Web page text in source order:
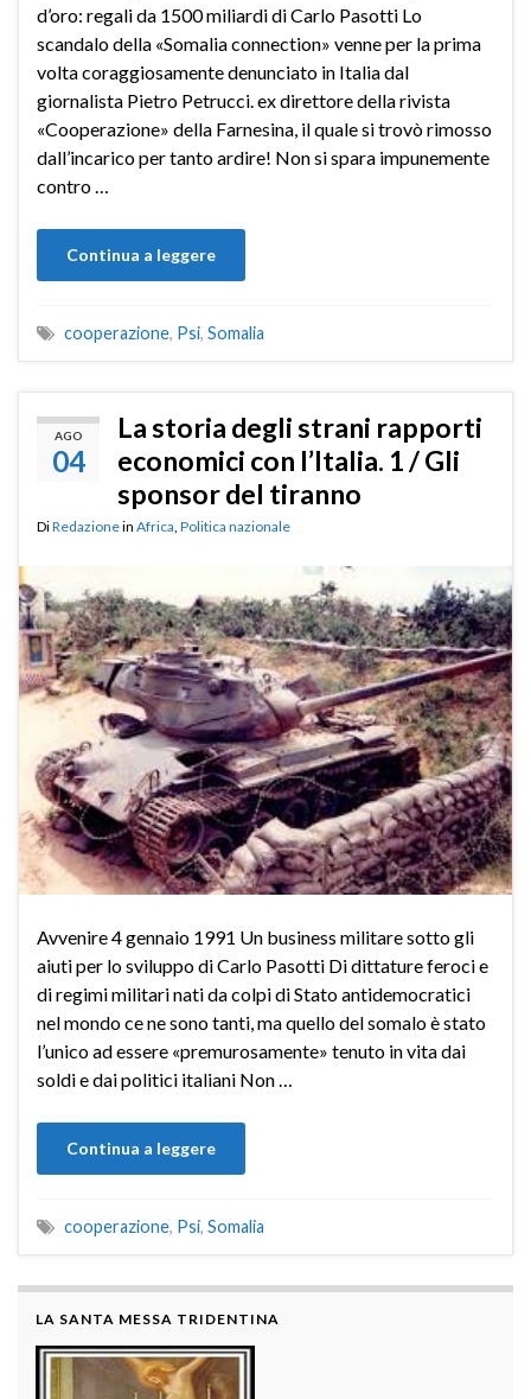
d’oro: regali da 1500 miliardi di Carlo Pasotti Lo
scandalo della «Somalia connection» venne per la prima
volta coraggiosamente denunciato in Italia dal
giornalista Pietro Petrucci. ex direttore della rivista
«Cooperazione» della Farnesina, il quale si trovò rimosso
dall’incarico per tanto ardire! Non si spara impunemente
contro …
Continua a leggere
cooperazione, Psi, Somalia
AGO
04
La storia degli strani rapporti
economici con l’Italia. 1 / Gli
sponsor del tiranno
DiRedazionein Africa, Politica nazionale
Avvenire 4 gennaio 1991 Un business militare sotto gli
aiuti per lo sviluppo di Carlo Pasotti Di dittature feroci e
di regimi militari nati da colpi di Stato antidemocratici
nel mondo ce ne sono tanti, ma quello del somalo è stato
l’unico ad essere «premurosamente» tenuto in vita dai
soldi e dai politici italiani Non …
Continua a leggere
cooperazione, Psi, Somalia
LA SANTA MESSA TRIDENTINA